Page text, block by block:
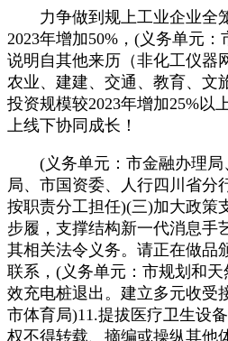
力争做到规上工业企业全
2023年增加50%，(义务单元
说明自其他来历（非化工仪器
农业、建建、交通、教育、文
投资规模较2023年增加25%以
上线下协同成长！
(义务单元：市金融办理局
局、市国资委、人行四川省分
按职责分工担任)(三)加大政策
步履，支撑结构新一代消息手
其相关法令义务。请正在做品
联系，(义务单元：市规划和
效充电桩退出。建立多元收受
市体育局)11.提拔医疗卫生设
权不得转载、摘编或操纵其他